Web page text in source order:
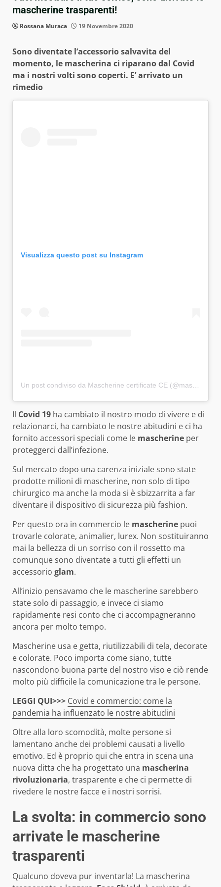
mascherine trasparenti!
Rossana Muraca 19 Novembre 2020
Sono diventate l’accessorio salvavita del
momento, le mascherina ci riparano dal Covid
ma i nostri volti sono coperti. E’ arrivato un
rimedio
Visualizza questo post su Instagram
Il Covid 19 ha cambiato il nostro modo di vivere e di
relazionarci, ha cambiato le nostre abitudini e ci ha
fornito accessori speciali come le mascherine per
proteggerci dall’infezione.
Sul mercato dopo una carenza iniziale sono state
prodotte milioni di mascherine, non solo di tipo
chirurgico ma anche la moda si è sbizzarrita a far
diventare il dispositivo di sicurezza più fashion.
Per questo ora in commercio le mascherine puoi
trovarle colorate, animalier, lurex. Non sostituiranno
mai la bellezza di un sorriso con il rossetto ma
comunque sono diventate a tutti gli effetti un
accessorio glam.
All’inizio pensavamo che le mascherine sarebbero
state solo di passaggio, e invece ci siamo
rapidamente resi conto che ci accompagneranno
ancora per molto tempo.
Mascherine usa e getta, riutilizzabili di tela, decorate
e colorate. Poco importa come siano, tutte
nascondono buona parte del nostro viso e ciò rende
molto più difficile la comunicazione tra le persone.
LEGGI QUI>>> Covid e commercio: come la
pandemia ha influenzato le nostre abitudini
Oltre alla loro scomodità, molte persone si
lamentano anche dei problemi causati a livello
emotivo. Ed è proprio qui che entra in scena una
nuova ditta che ha progettato una mascherina
rivoluzionaria, trasparente e che ci permette di
rivedere le nostre facce e i nostri sorrisi.
La svolta: in commercio sono
arrivate le mascherine
trasparenti
Qualcuno doveva pur inventarla! La mascherina